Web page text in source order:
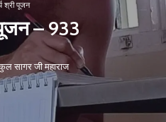
श्री पूजन
– 933
सागर जी महाराज